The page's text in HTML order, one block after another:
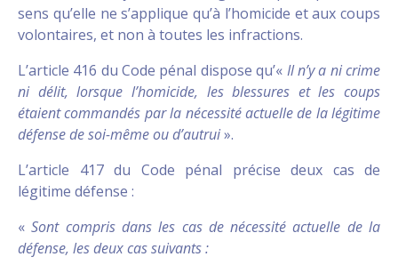
sens qu’elle ne s’applique qu’à l’homicide et aux coups
volontaires, et non à toutes les infractions.
L’article 416 du Code pénal dispose qu’« Il n’y a ni crime
ni délit, lorsque l’homicide, les blessures et les coups
étaient commandés par la nécessité actuelle de la légitime
défense de soi-même ou d’autrui».
L’article 417 du Code pénal précise deux cas de
légitime défense :
«Sont compris dans les cas de nécessité actuelle de la
défense, les deux cas suivants :